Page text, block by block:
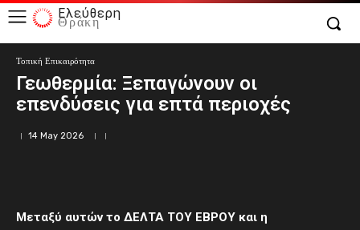
Ελεύθερη
Θράκη
Τοπική Επικαιρότητα
Γεωθερμία: Ξεπαγώνουν οι
επενδύσεις για επτά περιοχές
14 May 2026
Μεταξύ αυτών το ΔΕΛΤΑ ΤΟΥ ΕΒΡΟΥ και η